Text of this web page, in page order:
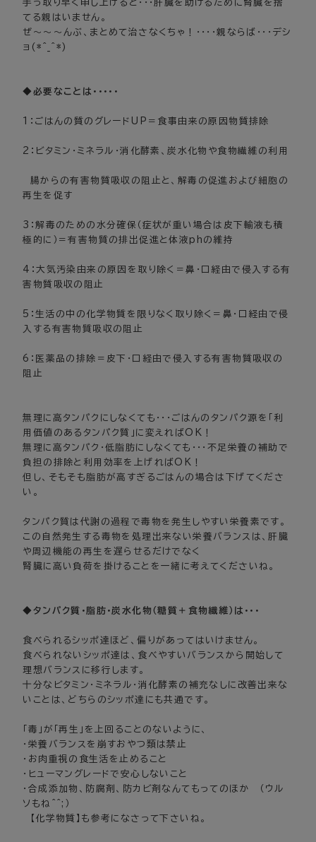
手っ取り早く申し上げると・・・肝臓を助けるために腎臓を捨
てる親はいません。
ぜ～～～んぶ、まとめて治さなくちゃ！・・・・親ならば・・・デシ
ョ(*^_^*)
◆必要なことは・・・・・
1：ごはんの質のグレードUP＝食事由来の原因物質排除
2：ビタミン・ミネラル･消化酵素、炭水化物や食物繊維の利用
腸からの有害物質吸収の阻止と、解毒の促進および細胞の
再生を促す
3：解毒のための水分確保（症状が重い場合は皮下輸液も積
極的に）＝有害物質の排出促進と体液phの維持
4：大気汚染由来の原因を取り除く＝鼻・口経由で侵入する有
害物質吸収の阻止
5：生活の中の化学物質を限りなく取り除く＝鼻・口経由で侵
入する有害物質吸収の阻止
6：医薬品の排除＝皮下・口経由で侵入する有害物質吸収の
阻止
無理に高タンパクにしなくても・・・ごはんのタンパク源を「利
用価値のあるタンパク質」に変えればOK！
無理に高タンパク・低脂肪にしなくても・・・不足栄養の補助で
負担の排除と利用効率を上げればOK！
但し、そもそも脂肪が高すぎるごはんの場合は下げてくださ
い。
タンパク質は代謝の過程で毒物を発生しやすい栄養素です。
この自然発生する毒物を処理出来ない栄養バランスは、肝臓
や周辺機能の再生を遅らせるだけでなく
腎臓に高い負荷を掛けることを一緒に考えてくださいね。
◆タンパク質・脂肪・炭水化物（糖質＋食物繊維）は・・・
食べられるシッポ達ほど、偏りがあってはいけません。
食べられないシッポ達は、食べやすいバランスから開始して
理想バランスに移行します。
十分なビタミン・ミネラル･消化酵素の補充なしに改善出来な
いことは、どちらのシッポ達にも共通です。
「毒」が「再生」を上回ることのないように、
・栄養バランスを崩すおやつ類は禁止
・お肉重視の食生活を止めること
・ヒューマングレードで安心しないこと
・合成添加物、防腐剤、防カビ剤なんてもってのほか （ウル
ソもね^^;）
【化学物質】も参考になさって下さいね。